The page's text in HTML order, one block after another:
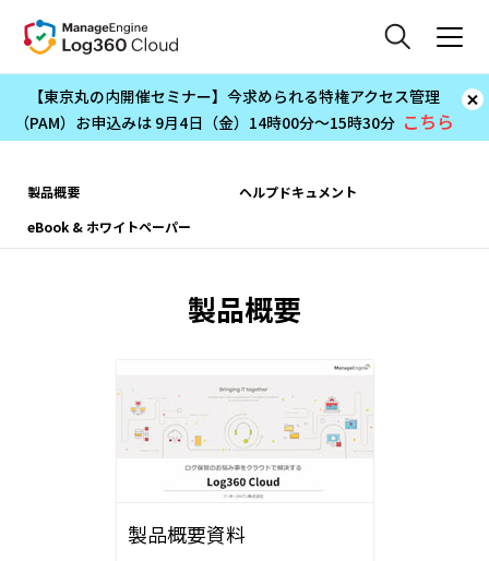
【東京丸の内開催セミナー】今求められる特権アクセス管理
（PAM）お申込みは 9月4日（金）14時00分～15時30分 こちら
製品概要
ヘルプドキュメント
eBook & ホワイトペーパー
製品概要
製品概要資料